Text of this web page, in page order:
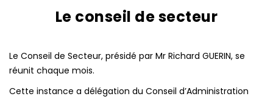
Le conseil de secteur
Le Conseil de Secteur, présidé par Mr Richard GUERIN, se
réunit chaque mois.
Cette instance a délégation du Conseil d’Administration